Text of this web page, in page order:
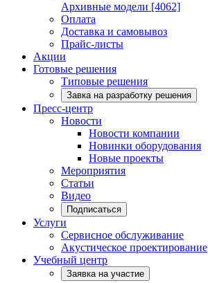
Архивные модели [4062]
Оплата
Доставка и самовывоз
Прайс-листы
Акции
Готовые решения
Типовые решения
Завка на разработку решения
Пресс-центр
Новости
Новости компании
Новинки оборудования
Новые проекты
Мероприятия
Статьи
Видео
Подписаться
Услуги
Сервисное обслуживание
Акустическое проектирование
Учебный центр
Заявка на участие